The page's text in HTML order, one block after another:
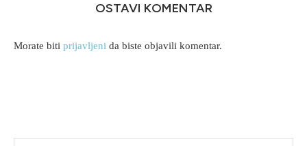
OSTAVI KOMENTAR
Morate biti prijavljeni da biste objavili komentar.